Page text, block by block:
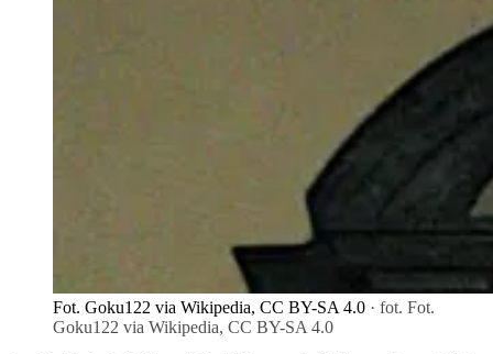
Fot. Goku122 via Wikipedia, CC BY-SA 4.0 · fot. Fot.
Goku122 via Wikipedia, CC BY-SA 4.0